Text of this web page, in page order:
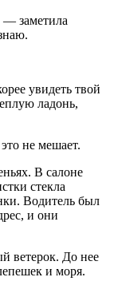
заметила
увидеть твой
ладонь,
не мешает.
В салоне
стекла
Водитель был
и они
ветерок. До нее
и моря.